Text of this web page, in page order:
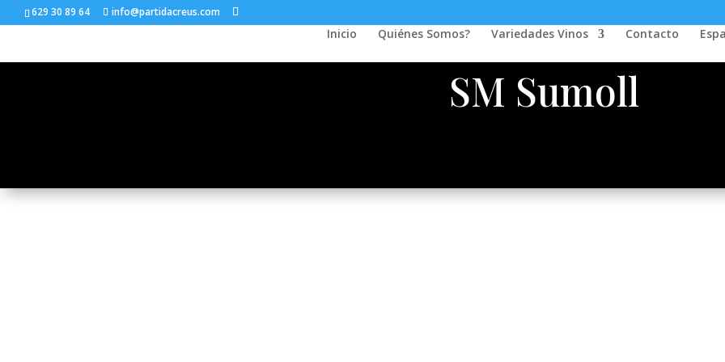
629 30 89 64 info@partidacreus.com
Inicio Quiénes Somos? Variedades Vinos Contacto
SM Sumoll